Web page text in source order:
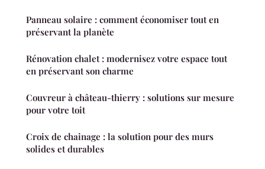
Panneau solaire : comment économiser tout en
préservant la planète
Rénovation chalet : modernisez votre espace tout
en préservant son charme
Couvreur à château-thierry : solutions sur mesure
pour votre toit
Croix de chainage : la solution pour des murs
solides et durables